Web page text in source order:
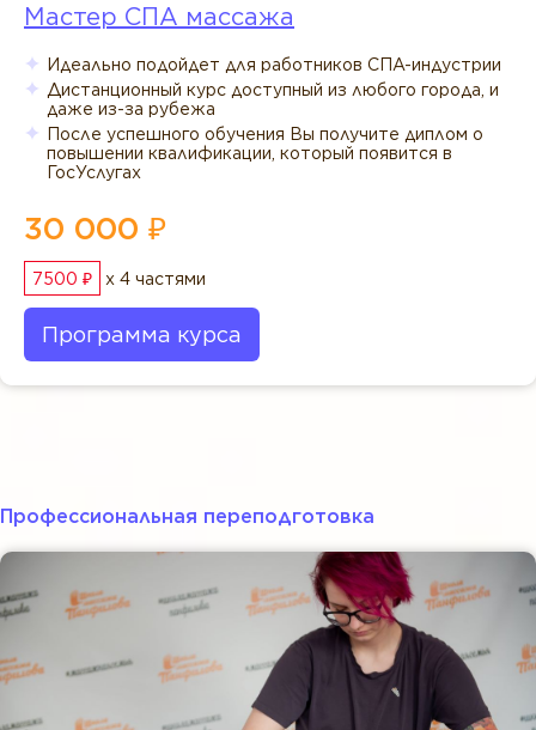
Мастер СПА массажа
Идеально подойдет для работников СПА-индустрии
Дистанционный курс доступный из любого города, и
даже из-за рубежа
После успешного обучения Вы получите диплом о
повышении квалификации, который появится в
ГосУслугах
30 000 ₽
7500 ₽ x 4 частями
Программа курса
Профессиональная переподготовка